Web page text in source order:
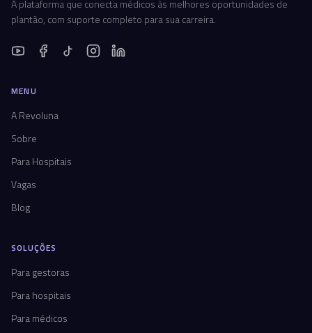
A plataforma que conecta médicos às melhores oportunidades de
plantão, com suporte completo para sua carreira.
MENU
A Revoluna
Sobre
Para Hospitais
Vagas
Blog
SOLUÇÕES
Para gestoras
Para hospitais
Para médicos